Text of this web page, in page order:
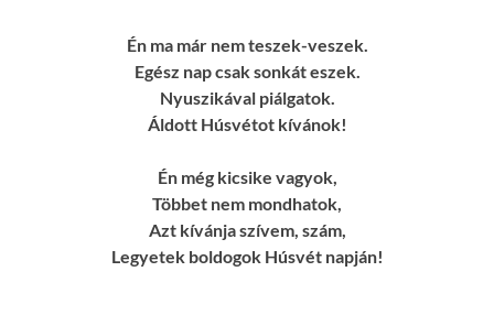
Én ma már nem teszek-veszek.
Egész nap csak sonkát eszek.
Nyuszikával piálgatok.
Áldott Húsvétot kívánok!
Én még kicsike vagyok,
Többet nem mondhatok,
Azt kívánja szívem, szám,
Legyetek boldogok Húsvét napján!